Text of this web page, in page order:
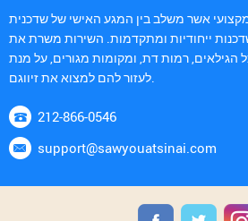
אשר משלב בין המגע האישי של שדכנית
ייחודיות ומתקדמות. השירות משרת את
הגילאים, רמות דת, ומקומות מגורים, על מנת
לעזור להם למצוא את זיווגם.
212-866-0546
support@sawyouatsinai.com